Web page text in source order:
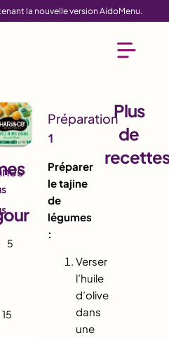
la nouvelle version AidoMenu.
5
15
1
Préparer
le tajine
de
légumes
:
Verser
l’huile
d’olive
dans
une
Plus
de
recettes